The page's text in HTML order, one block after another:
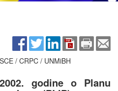
/ CRPC / UNMiBH
godine o Planu